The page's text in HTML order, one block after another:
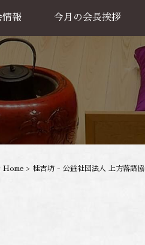
情報
覧
繁昌亭
席
業
今月の会長挨拶
Home > 桂吉坊 - 公益社団法人 上方落語